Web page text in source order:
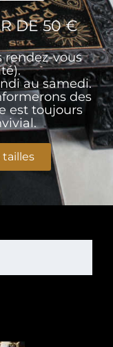
DE 50 €
rendez-vous
au samedi.
des
est toujours
tailles